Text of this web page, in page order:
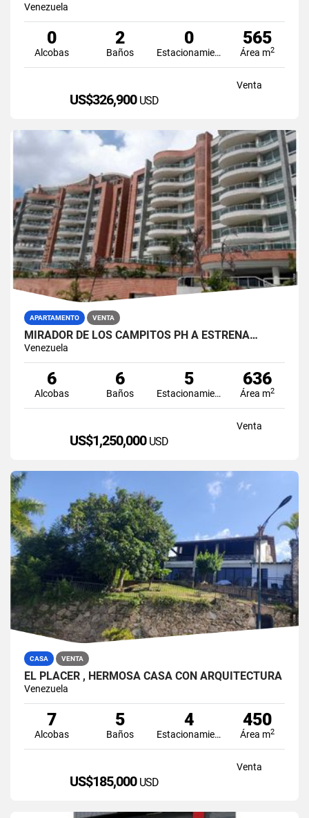
Venezuela
0
Alcobas
2
Baños
0
Estacionamiento
565
Área m2
Venta
US$326,900 USD
APARTAMENTO VENTA
MIRADOR DE LOS CAMPITOS PH A ESTRENA…
Venezuela
6
Alcobas
6
Baños
5
Estacionamiento
636
Área m2
Venta
US$1,250,000 USD
CASA VENTA
EL PLACER , HERMOSA CASA CON ARQUITECTURA
Venezuela
7
Alcobas
5
Baños
4
Estacionamiento
450
Área m2
Venta
US$185,000 USD